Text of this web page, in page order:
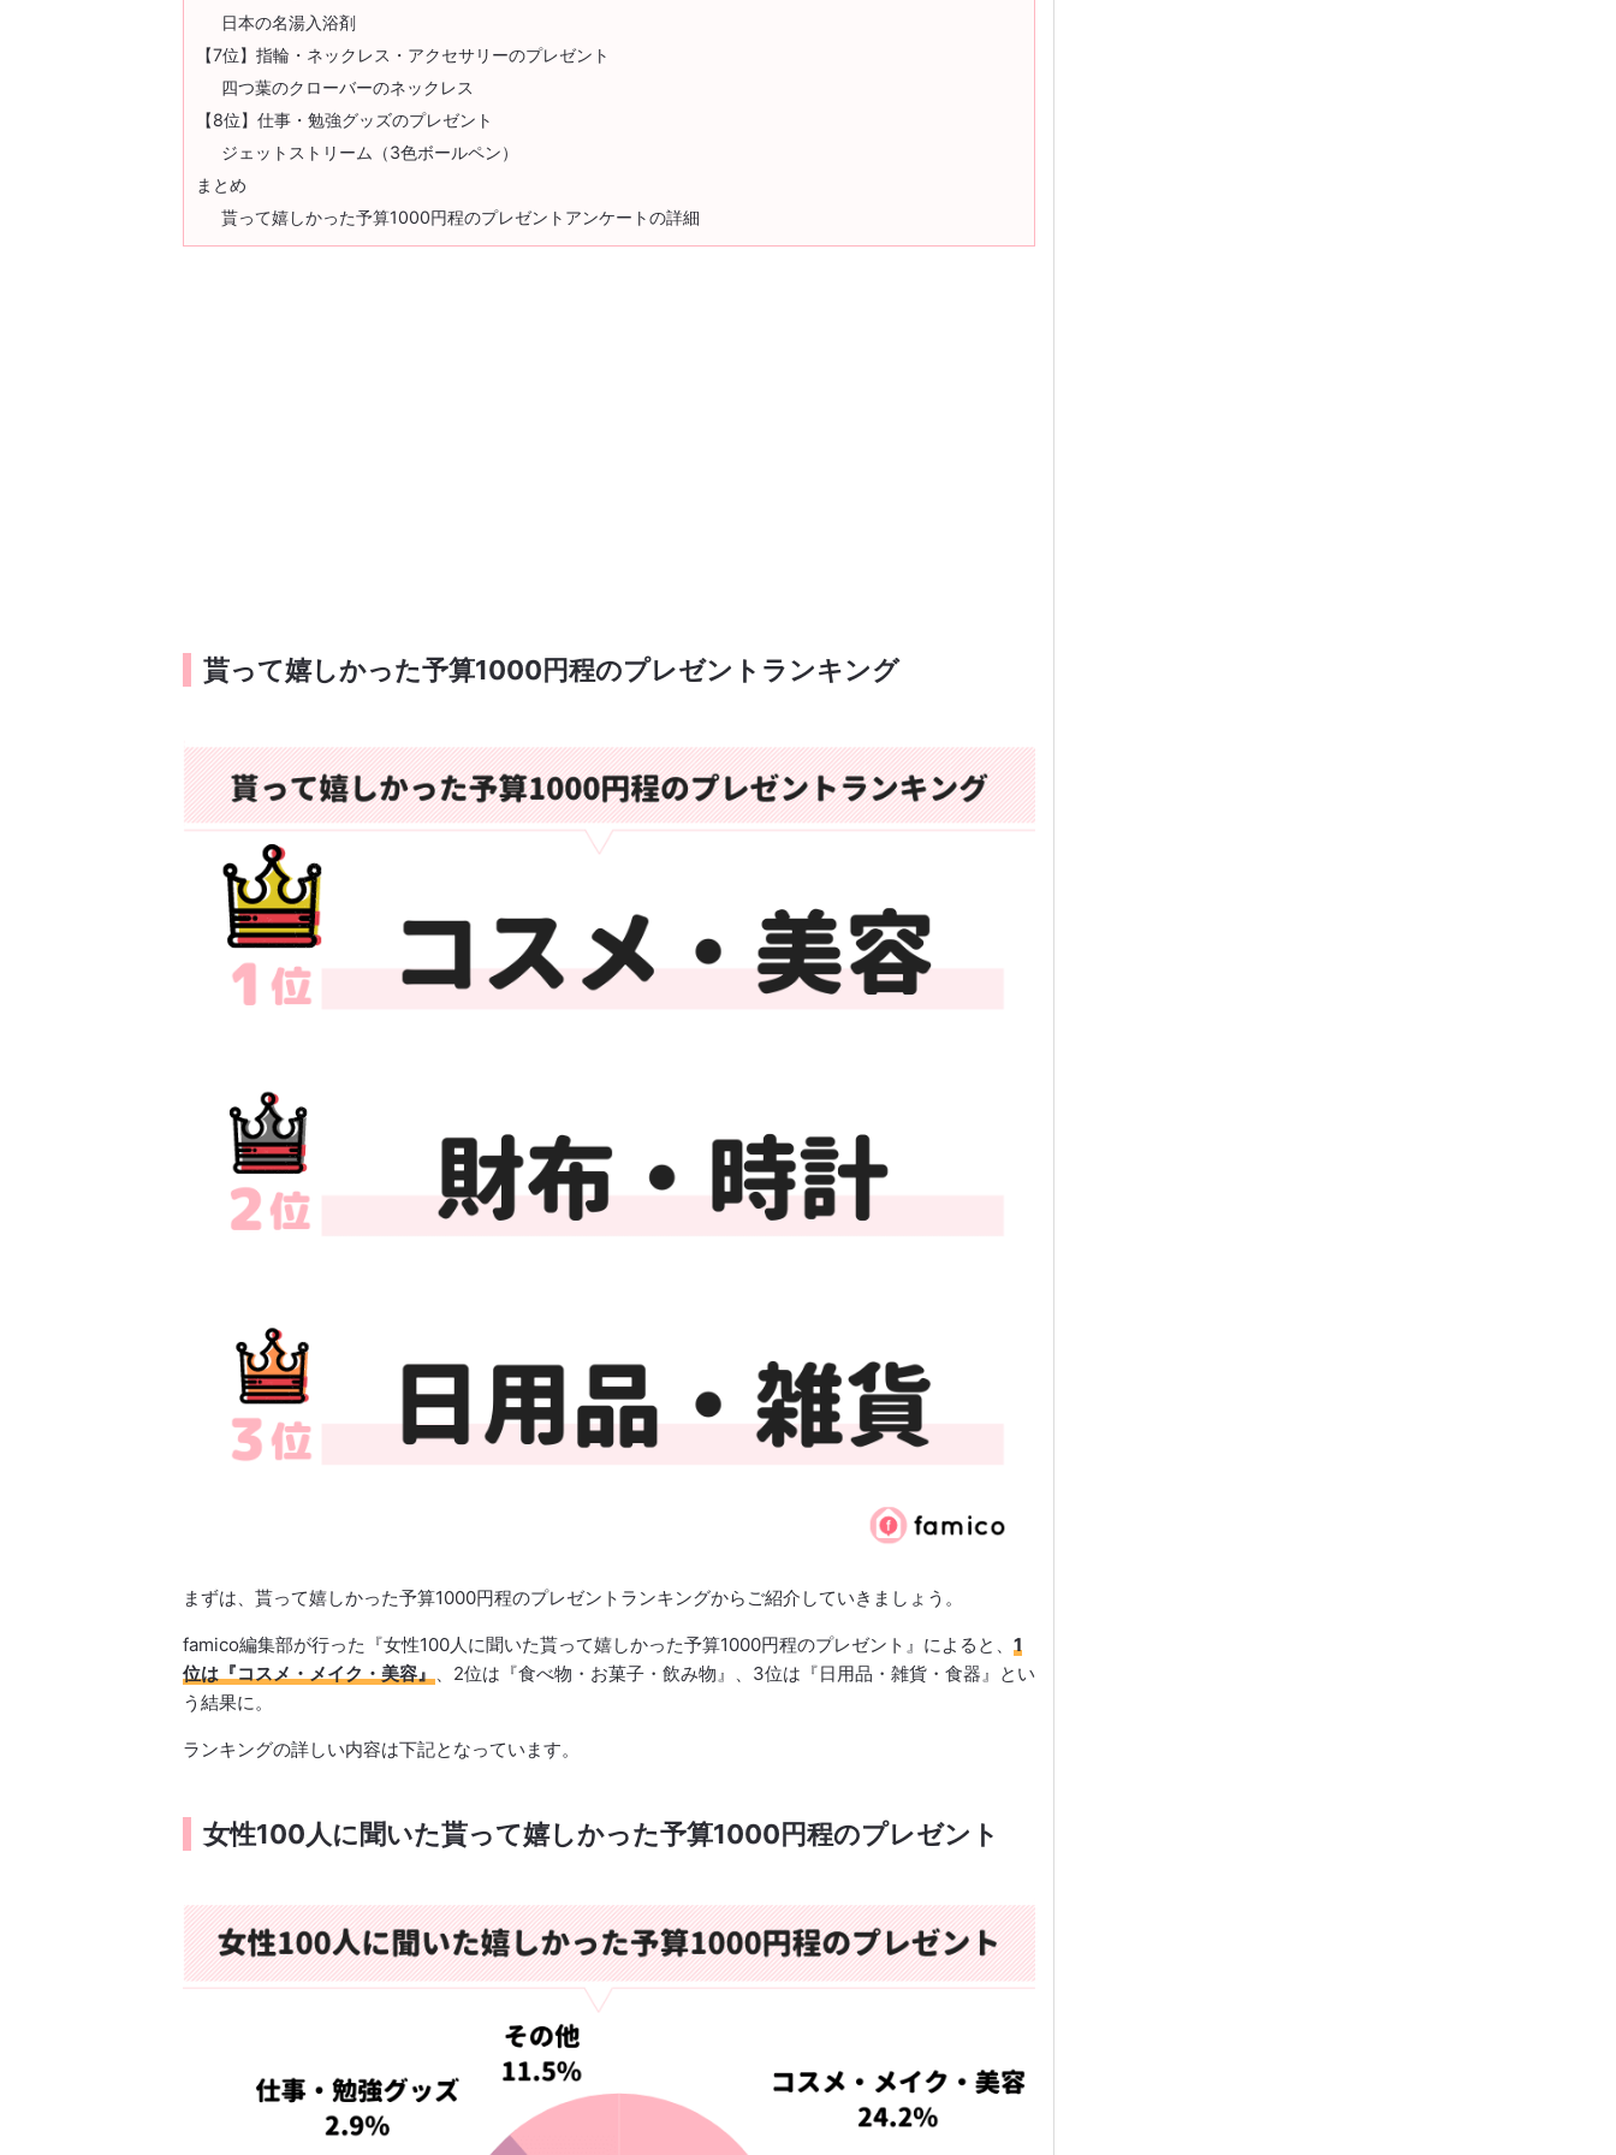
日本の名湯入浴剤
【7位】指輪・ネックレス・アクセサリーのプレゼント
四つ葉のクローバーのネックレス
【8位】仕事・勉強グッズのプレゼント
ジェットストリーム（3色ボールペン）
まとめ
貰って嬉しかった予算1000円程のプレゼントアンケートの詳細
貰って嬉しかった予算1000円程のプレゼントランキング
まずは、貰って嬉しかった予算1000円程のプレゼントランキングからご紹介していきましょう。
famico編集部が行った『女性100人に聞いた貰って嬉しかった予算1000円程のプレゼント』によると、 1
位は『コスメ・メイク・美容』、2位は『食べ物・お菓子・飲み物』、3位は『日用品・雑貨・食器』とい
う結果に。
ランキングの詳しい内容は下記となっています。
女性100人に聞いた貰って嬉しかった予算1000円程のプレゼント